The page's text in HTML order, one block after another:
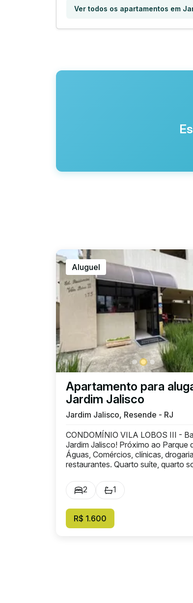
Ver todos os apartamentos em
Aluguel
Apartamento para
Jardim Jalisco
Jardim Jalisco, Resende - RJ
CONDOMÍNIO VILA LOBOS III -
Jardim Jalisco! Próximo ao Parque
Águas, Comércios, clínicas,
restaurantes. Quarto suíte, quarto
2 1
R$ 1.600